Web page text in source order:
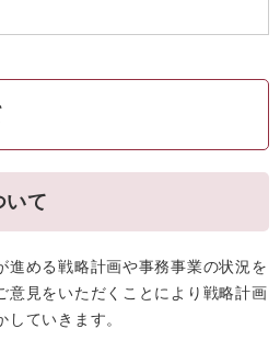
いて
進める戦略計画や事務事業の状況を
意見をいただくことにより戦略計画
ていきます。